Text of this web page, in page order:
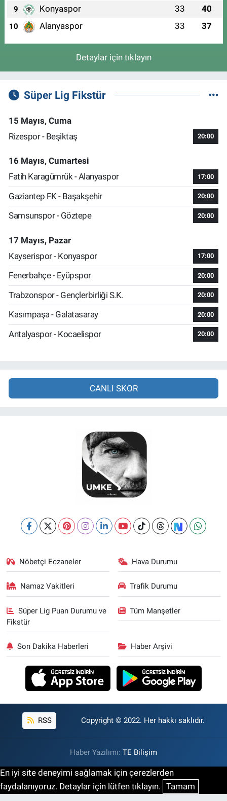
9 Konyaspor 33 40
10 Alanyaspor 33 37
Detaylar için tıklayın
Süper Lig Fikstür
15 Mayıs, Cuma
Rizespor - Beşiktaş
20:00
16 Mayıs, Cumartesi
Fatih Karagümrük - Alanyaspor
17:00
Gaziantep FK - Başakşehir 20:00
Samsunspor - Göztepe 20:00
17 Mayıs, Pazar
Kayserispor - Konyaspor
17:00
Fenerbahçe - Eyüpspor 20:00
Trabzonspor - Gençlerbirliği S.K. 20:00
Kasımpaşa - Galatasaray 20:00
Antalyaspor - Kocaelispor 20:00
CANLI SKOR
Nöbetçi Eczaneler Hava Durumu
Namaz Vakitleri Trafik Durumu
Süper Lig Puan Durumu ve
Fikstür
Tüm Manşetler
Son Dakika Haberleri Haber Arşivi
RSS Copyright © 2022. Her hakkı saklıdır.
Haber Yazılımı: TE Bilişim
En iyi site deneyimi sağlamak için çerezlerden
faydalanıyoruz. Detaylar için lütfen tıklayın. Tamam